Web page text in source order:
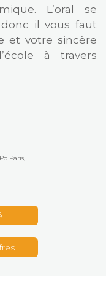
L’oral se
il vous faut
et votre sincère
à travers
Paris,